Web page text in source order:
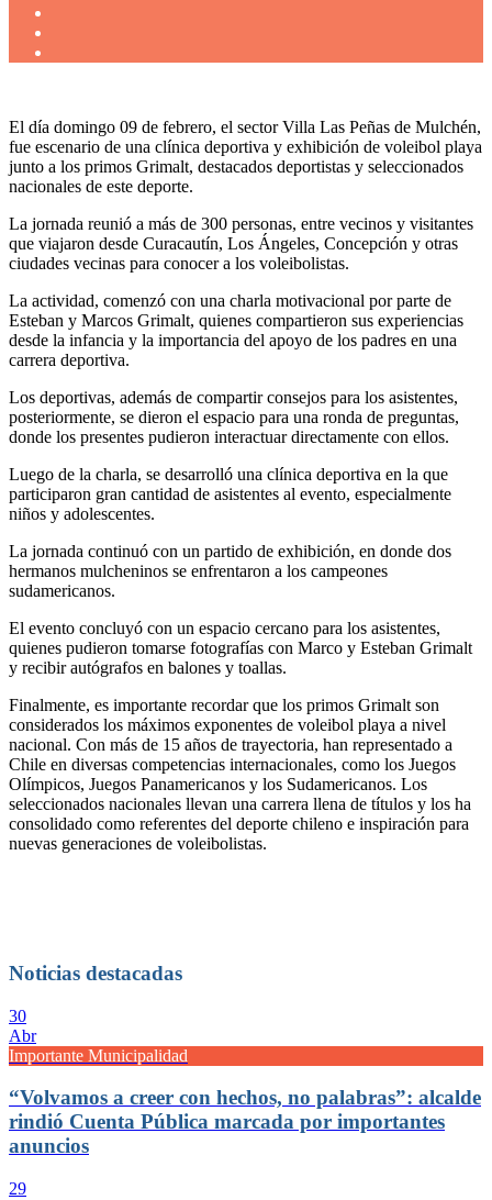
El día domingo 09 de febrero, el sector Villa Las Peñas de Mulchén,
fue escenario de una clínica deportiva y exhibición de voleibol playa
junto a los primos Grimalt, destacados deportistas y seleccionados
nacionales de este deporte.
La jornada reunió a más de 300 personas, entre vecinos y visitantes
que viajaron desde Curacautín, Los Ángeles, Concepción y otras
ciudades vecinas para conocer a los voleibolistas.
La actividad, comenzó con una charla motivacional por parte de
Esteban y Marcos Grimalt, quienes compartieron sus experiencias
desde la infancia y la importancia del apoyo de los padres en una
carrera deportiva.
Los deportivas, además de compartir consejos para los asistentes,
posteriormente, se dieron el espacio para una ronda de preguntas,
donde los presentes pudieron interactuar directamente con ellos.
Luego de la charla, se desarrolló una clínica deportiva en la que
participaron gran cantidad de asistentes al evento, especialmente
niños y adolescentes.
La jornada continuó con un partido de exhibición, en donde dos
hermanos mulcheninos se enfrentaron a los campeones
sudamericanos.
El evento concluyó con un espacio cercano para los asistentes,
quienes pudieron tomarse fotografías con Marco y Esteban Grimalt
y recibir autógrafos en balones y toallas.
Finalmente, es importante recordar que los primos Grimalt son
considerados los máximos exponentes de voleibol playa a nivel
nacional. Con más de 15 años de trayectoria, han representado a
Chile en diversas competencias internacionales, como los Juegos
Olímpicos, Juegos Panamericanos y los Sudamericanos. Los
seleccionados nacionales llevan una carrera llena de títulos y los ha
consolidado como referentes del deporte chileno e inspiración para
nuevas generaciones de voleibolistas.
Noticias destacadas
30
Abr
Importante Municipalidad
“Volvamos a creer con hechos, no palabras”: alcalde
rindió Cuenta Pública marcada por importantes
anuncios
29